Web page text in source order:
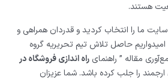
هستند.
ما را انتخاب کردید و قدردان همراهی و
حاصل تلاش تیم تحریریه گروه
مقاله ” راهنمای راه اندازی فروشگاه در
را جلب کرده باشد. شما عزیزان